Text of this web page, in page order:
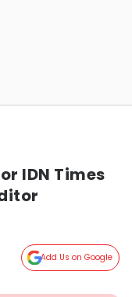
IDN Times
Add Us on Google